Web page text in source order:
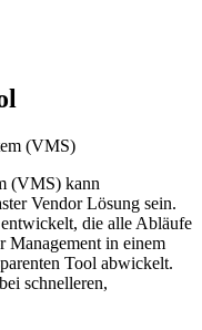
(VMS)
(VMS) kann
Vendor Lösung sein.
die alle Abläufe
Management in einem
Tool abwickelt.
schnelleren,